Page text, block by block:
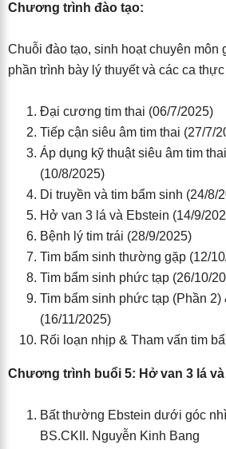
Chương trình đào tạo:
Chuỗi đào tạo, sinh hoạt chuyên môn
phần trình bày lý thuyết và các ca
Đại cương tim thai (06/7/2025)
Tiếp cận siêu âm tim thai (27/7/
Áp dụng kỹ thuật siêu âm tim
(10/8/2025)
Di truyền và tim bẩm sinh (24/8/
Hở van 3 lá và Ebstein (14/9/
Bệnh lý tim trái (28/9/2025)
Tim bẩm sinh thường gặp (12/
Tim bẩm sinh phức tạp (26/10/
Tim bẩm sinh phức tạp (Phần
(16/11/2025)
Rối loạn nhịp & Tham vấn tim
Chương trình buổi 5: Hở van 3 lá và
Bất thường Ebstein dưới góc
BS.CKII. Nguyễn Kinh Bang